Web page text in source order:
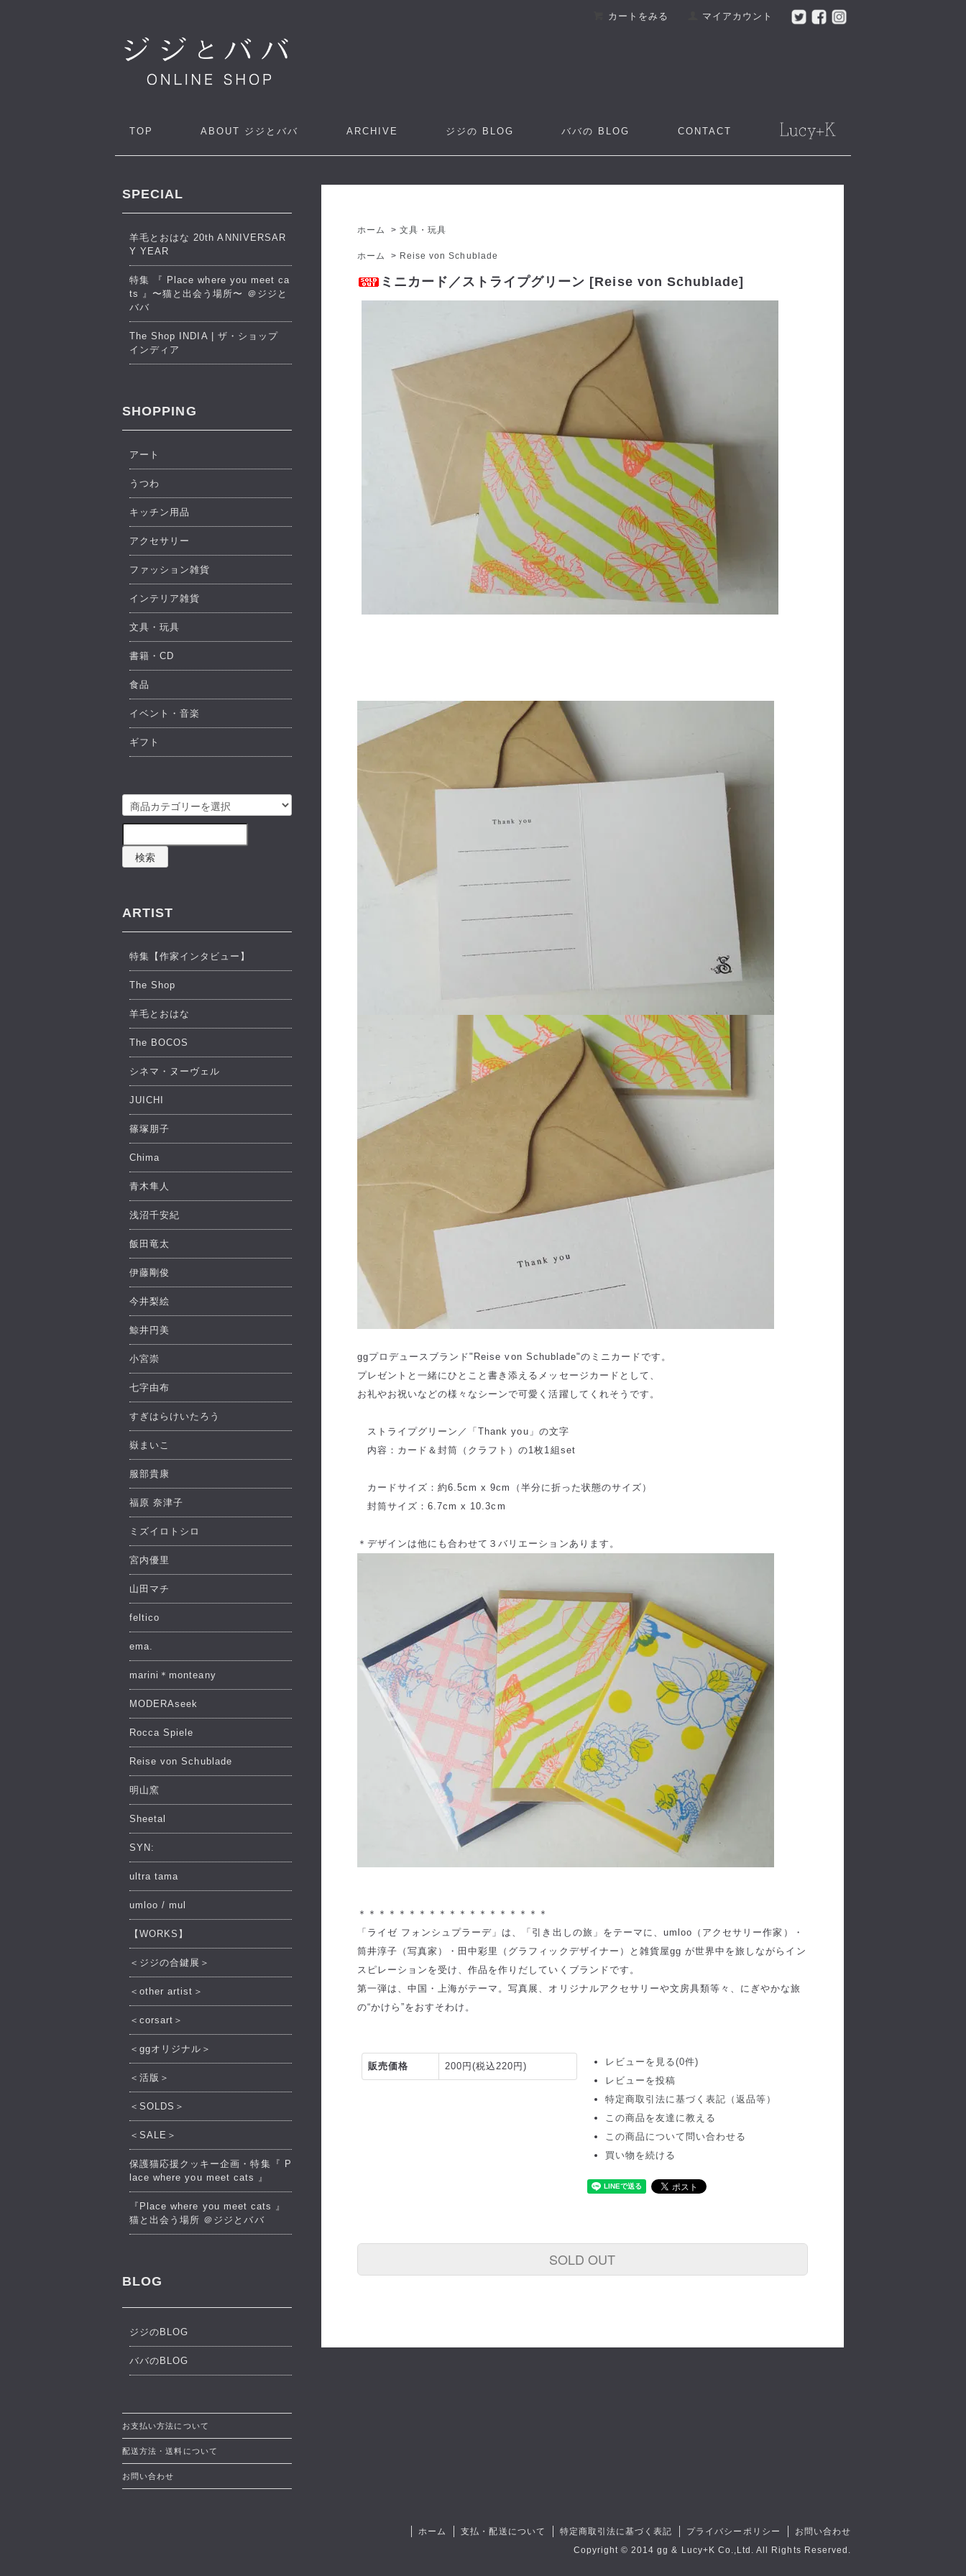
カートをみる マイアカウント
TOP ABOUT ジジとババ ARCHIVE ジジの BLOG ババの BLOG CONTACT
ホーム >文具・玩具
ホーム > Reise von Schublade
ミニカード／ストライプグリーン [Reise von Schublade]
ggプロデュースブランド"Reise von Schublade"のミニカードです。
プレゼントと一緒にひとこと書き添えるメッセージカードとして、
お礼やお祝いなどの様々なシーンで可愛く活躍してくれそうです。
ストライプグリーン／「Thank you」の文字
内容：カード＆封筒（クラフト）の1枚1組set
カードサイズ：約6.5cm x 9cm（半分に折った状態のサイズ）
封筒サイズ：6.7cm x 10.3cm
＊デザインは他にも合わせて３バリエーションあります。
＊＊＊＊＊＊＊＊＊＊＊＊＊＊＊＊＊＊＊
「ライゼ フォンシュプラーデ」は、「引き出しの旅」をテーマに、umloo（アクセサリー作家）・
筒井淳子（写真家）・田中彩里（グラフィックデザイナー）と雑貨屋gg が世界中を旅しながらイン
スピレーションを受け、作品を作りだしていくブランドです。
第一弾は、中国・上海がテーマ。写真展、オリジナルアクセサリーや文房具類等々、にぎやかな旅
の“かけら”をおすそわけ。
販売価格 200円(税込220円)
レビューを見る(0件)
レビューを投稿
特定商取引法に基づく表記（返品等）
この商品を友達に教える
この商品について問い合わせる
買い物を続ける
SOLD OUT
SPECIAL
羊毛とおはな 20th ANNIVERSAR
Y YEAR
特集 『 Place where you meet ca
ts 』〜猫と出会う場所〜 ＠ジジと
ババ
The Shop INDIA | ザ・ショップ
インディア
SHOPPING
アート
うつわ
キッチン用品
アクセサリー
ファッション雑貨
インテリア雑貨
文具・玩具
書籍・CD
食品
イベント・音楽
ギフト
検索
ARTIST
特集【作家インタビュー】
The Shop
羊毛とおはな
The BOCOS
シネマ・ヌーヴェル
JUICHI
篠塚朋子
Chima
青木隼人
浅沼千安紀
飯田竜太
伊藤剛俊
今井梨絵
鯨井円美
小宮崇
七字由布
すぎはらけいたろう
嶽まいこ
服部貴康
福原 奈津子
ミズイロトシロ
宮内優里
山田マチ
feltico
ema.
marini＊monteany
MODERAseek
Rocca Spiele
Reise von Schublade
明山窯
Sheetal
SYN:
ultra tama
umloo / mul
【WORKS】
＜ジジの合鍵展＞
＜other artist＞
＜corsart＞
＜ggオリジナル＞
＜活版＞
＜SOLDS＞
＜SALE＞
保護猫応援クッキー企画・特集『 P
lace where you meet cats 』
『Place where you meet cats 』
猫と出会う場所 ＠ジジとババ
BLOG
ジジのBLOG
ババのBLOG
お支払い方法について
配送方法・送料について
お問い合わせ
ホーム 支払・配送について 特定商取引法に基づく表記 プライバシーポリシー
お問い合わせ
Copyright © 2014 gg & Lucy+K Co.,Ltd. All Rights Reserved.